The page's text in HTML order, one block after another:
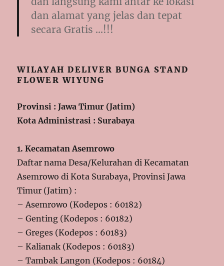
dan alamat yang jelas dan tepat
secara Gratis …!!!
WILAYAH DELIVER BUNGA STAND
FLOWER WIYUNG
Provinsi : Jawa Timur (Jatim)
Kota Administrasi : Surabaya
1. Kecamatan Asemrowo
Daftar nama Desa/Kelurahan di Kecamatan
Asemrowo di Kota Surabaya, Provinsi Jawa
Timur (Jatim) :
– Asemrowo (Kodepos : 60182)
– Genting (Kodepos : 60182)
– Greges (Kodepos : 60183)
– Kalianak (Kodepos : 60183)
– Tambak Langon (Kodepos : 60184)